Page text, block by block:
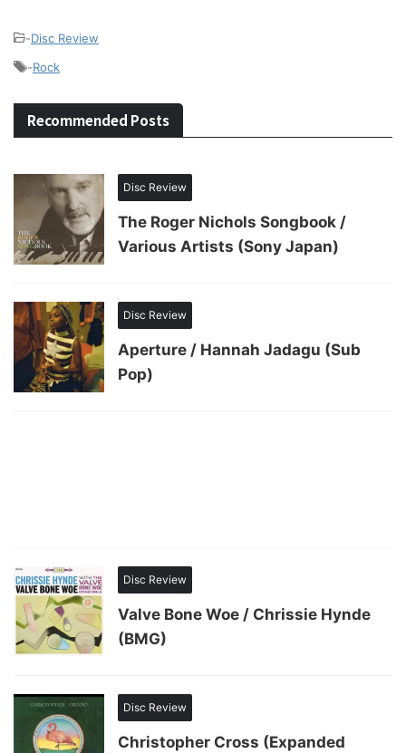
-Disc Review
-Rock
Recommended Posts
Disc Review
The Roger Nichols Songbook /
Various Artists (Sony Japan)
Disc Review
Aperture / Hannah Jadagu (Sub
Pop)
Disc Review
Valve Bone Woe / Chrissie Hynde
(BMG)
Disc Review
Christopher Cross (Expanded